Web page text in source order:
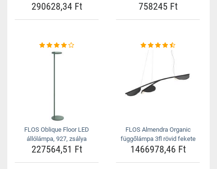
290628,34 Ft 758245 Ft
FLOS Oblique Floor LED
állólámpa, 927, zsálya
227564,51 Ft
FLOS Almendra Organic
függőlámpa 3fl rövid fekete
1466978,46 Ft